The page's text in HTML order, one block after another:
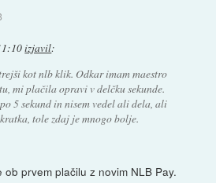
izjavil:
kot nlb klik. Odkar imam maestro
mi plačila opravi v delčku sekunde.
5 sekund in nisem vedel ali dela, ali
tole zdaj je mnogo bolje.
prvem plačilu z novim NLB Pay.